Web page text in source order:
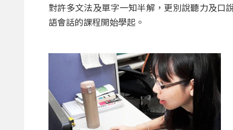
對許多文法及單字一知半解，更別說聽力及口
語會話的課程開始學起。